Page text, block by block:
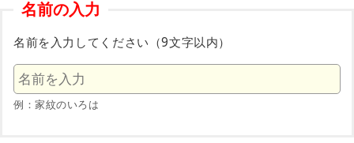
名前の入力
名前を入力してください（9文字以内）
例：家紋のいろは